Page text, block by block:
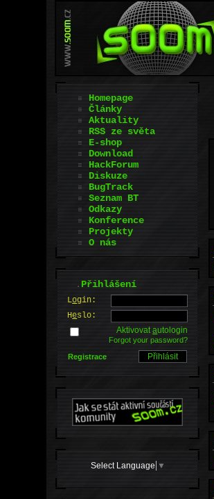
Homepage
Články
Aktuality
RSS ze světa
E-shop
Download
HackForum
Diskuze
BugTrack
Seznam BT
Odkazy
Konference
Projekty
O nás
.Přihlášení
Login:
Heslo:
Aktivovatautologin
Forgot your password?
Registrace
Select Language ▼